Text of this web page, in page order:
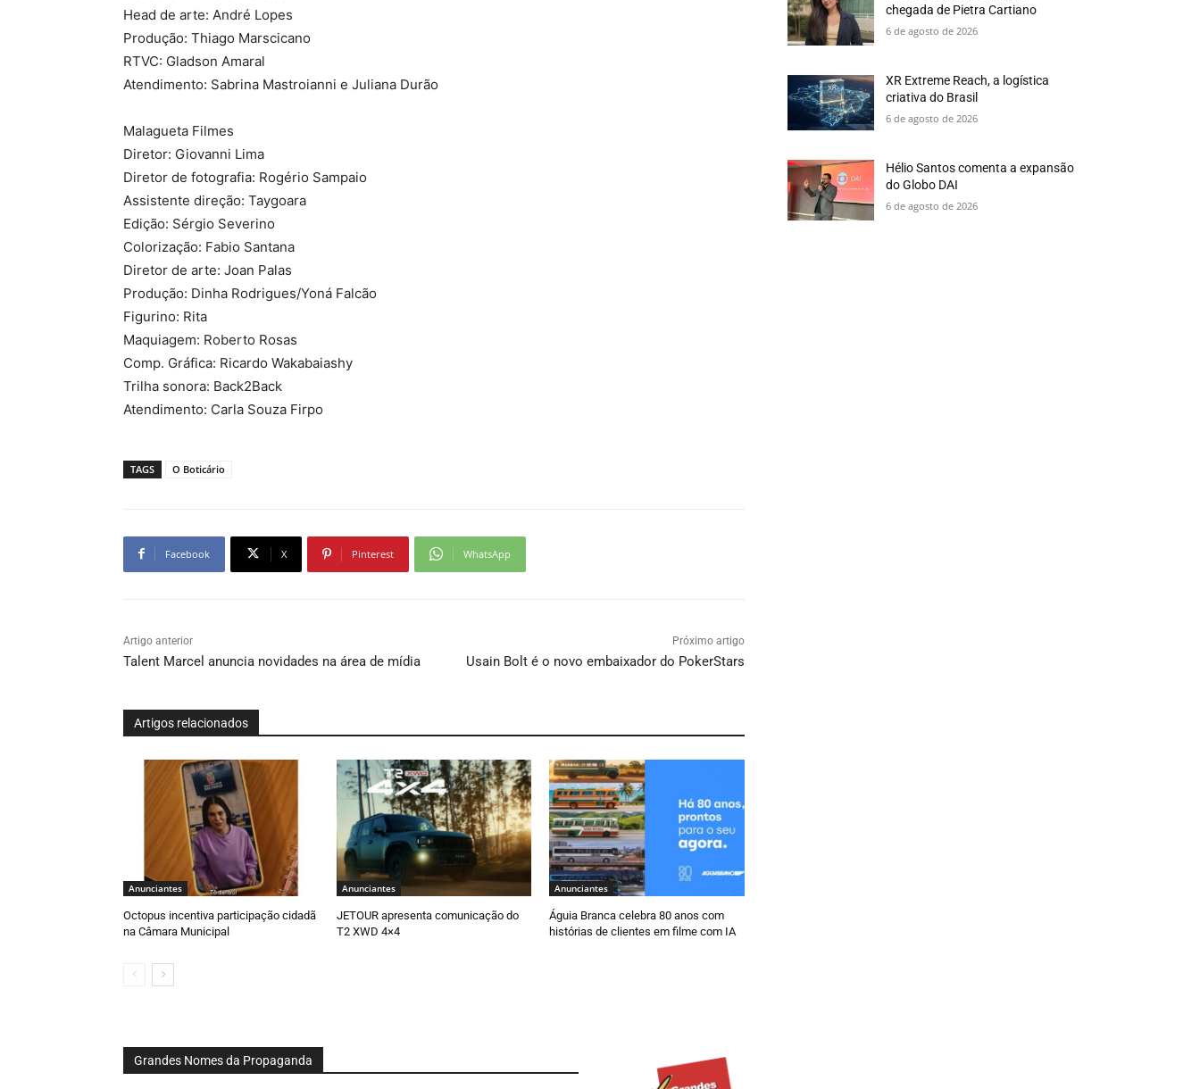
Head de arte: André Lopes
Produção: Thiago Marscicano
RTVC: Gladson Amaral
Atendimento: Sabrina Mastroianni e Juliana Durão
Malagueta Filmes
Diretor: Giovanni Lima
Diretor de fotografia: Rogério Sampaio
Assistente direção: Taygoara
Edição: Sérgio Severino
Colorização: Fabio Santana
Diretor de arte: Joan Palas
Produção: Dinha Rodrigues/Yoná Falcão
Figurino: Rita
Maquiagem: Roberto Rosas
Comp. Gráfica: Ricardo Wakabaiashy
Trilha sonora: Back2Back
Atendimento: Carla Souza Firpo
TAGS O Boticário
Facebook X Pinterest WhatsApp
Artigo anterior
Talent Marcel anuncia novidades na área de mídia
Próximo artigo
Usain Bolt é o novo embaixador do PokerStars
Artigos relacionados
Anunciantes
Octopus incentiva participação cidadã
na Câmara Municipal
Anunciantes
JETOUR apresenta comunicação do
T2 XWD 4×4
Anunciantes
Águia Branca celebra 80 anos com
histórias de clientes em filme com IA
chegada de Pietra Cartiano
6 de agosto de 2026
XR Extreme Reach, a logística
criativa do Brasil
6 de agosto de 2026
Hélio Santos comenta a expansão
do Globo DAI
6 de agosto de 2026
Grandes Nomes da Propaganda